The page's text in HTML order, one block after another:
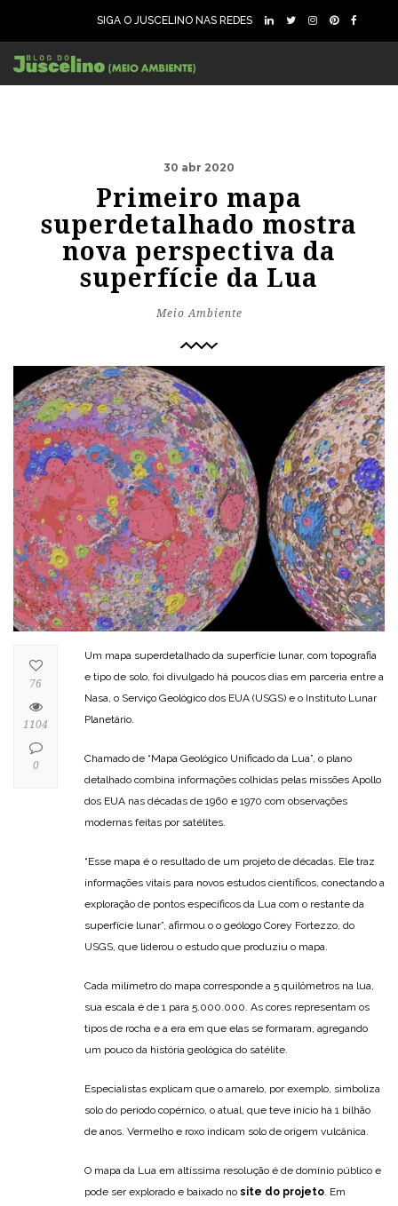
SIGA O JUSCELINO NAS REDES
30 abr 2020
Primeiro mapa
superdetalhado mostra
nova perspectiva da
superfície da Lua
Meio Ambiente
Um mapa superdetalhado da superfície lunar, com topografia
e tipo de solo, foi divulgado há poucos dias em parceria entre a
Nasa, o Serviço Geológico dos EUA (USGS) e o Instituto Lunar
Planetário.
Chamado de “Mapa Geológico Unificado da Lua”, o plano
detalhado combina informações colhidas pelas missões Apollo
dos EUA nas décadas de 1960 e 1970 com observações
modernas feitas por satélites.
“Esse mapa é o resultado de um projeto de décadas. Ele traz
informações vitais para novos estudos científicos, conectando a
exploração de pontos específicos da Lua com o restante da
superfície lunar”, afirmou o o geólogo Corey Fortezzo, do
USGS, que liderou o estudo que produziu o mapa.
Cada milímetro do mapa corresponde a 5 quilômetros na lua,
sua escala é de 1 para 5.000.000. As cores representam os
tipos de rocha e a era em que elas se formaram, agregando
um pouco da história geológica do satélite.
Especialistas explicam que o amarelo, por exemplo, simboliza
solo do período copérnico, o atual, que teve início há 1 bilhão
de anos. Vermelho e roxo indicam solo de origem vulcânica.
O mapa da Lua em altíssima resolução é de domínio público e
pode ser explorado e baixado no site do projeto. Em
76
1104
0